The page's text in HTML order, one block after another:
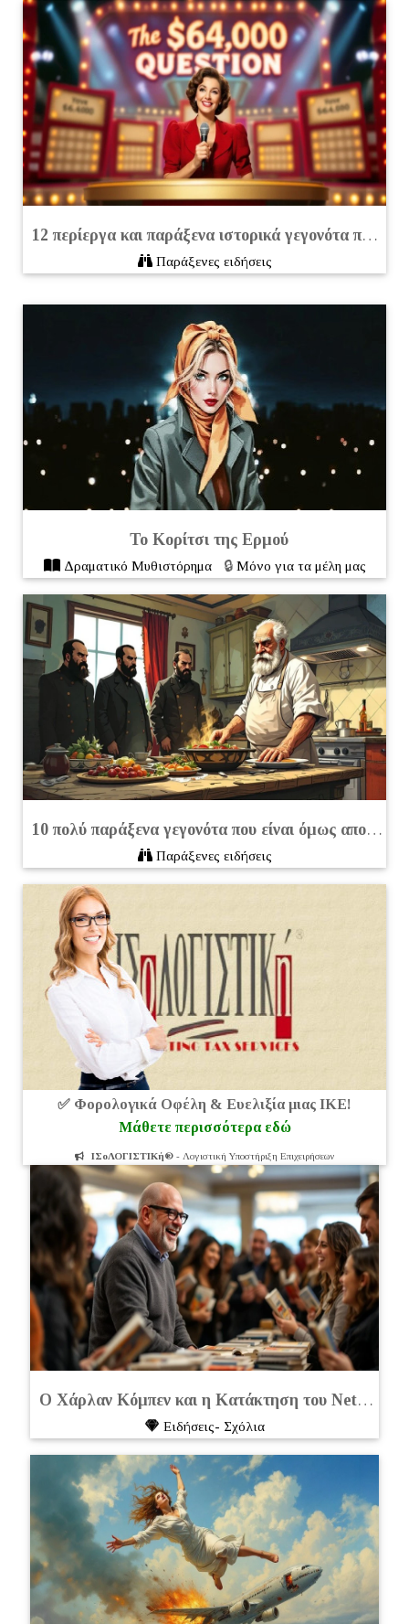
12 περίεργα και παράξενα ιστορικά γεγονότα που ίσως δεν γνωρίζεται
Παράξενες ειδήσεις
Το Κορίτσι της Ερμού
Δραματικό Mυθιστόρημα 🔒Μόνο για τα μέλη μας
10 πολύ παράξενα γεγονότα που είναι όμως απολύτως αληθινά
Παράξενες ειδήσεις
✅ Φορολογικά Οφέλη & Ευελιξία μιας ΙΚΕ!
Μάθετε περισσότερα εδώ
ΙΣοΛΟΓΙΣΤΙΚή® - Λογιστική Υποστήριξη Επιχειρήσεων
Ο Χάρλαν Κόμπεν και η Κατάκτηση του Netflix:
Eιδήσεις- Σχόλια